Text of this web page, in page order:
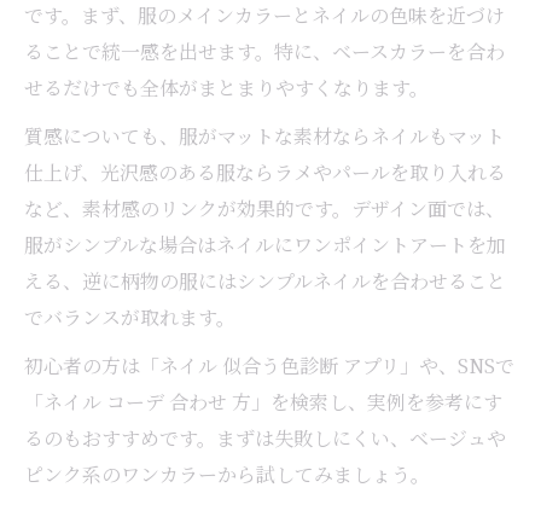
です。まず、服のメインカラーとネイルの色味を近づけ
ることで統一感を出せます。特に、ベースカラーを合わ
せるだけでも全体がまとまりやすくなります。
質感についても、服がマットな素材ならネイルもマット
仕上げ、光沢感のある服ならラメやパールを取り入れる
など、素材感のリンクが効果的です。デザイン面では、
服がシンプルな場合はネイルにワンポイントアートを加
える、逆に柄物の服にはシンプルネイルを合わせること
でバランスが取れます。
初心者の方は「ネイル 似合う色診断 アプリ」や、SNSで
「ネイル コーデ 合わせ 方」を検索し、実例を参考にす
るのもおすすめです。まずは失敗しにくい、ベージュや
ピンク系のワンカラーから試してみましょう。